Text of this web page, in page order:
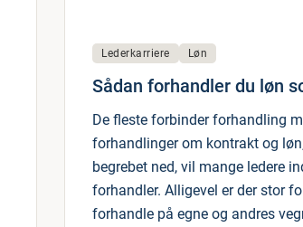
Lederkarriere Løn
Sådan forhandler du løn
De fleste forbinder forhandling
forhandlinger om kontrakt og
begrebet ned, vil mange ledere
forhandler. Alligevel er der stor
forhandle på egne og andres